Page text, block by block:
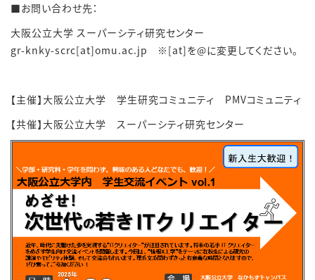
■お問い合わせ先：
大阪公立大学 スーパーシティ研究センター
gr-knky-scrc[at]omu.ac.jp ※ [at]を@に変更してください。
【主催】大阪公立大学 学生研究コミュニティ PMVコミュニティ
【共催】 大阪公立大学 スーパーシティ研究センター